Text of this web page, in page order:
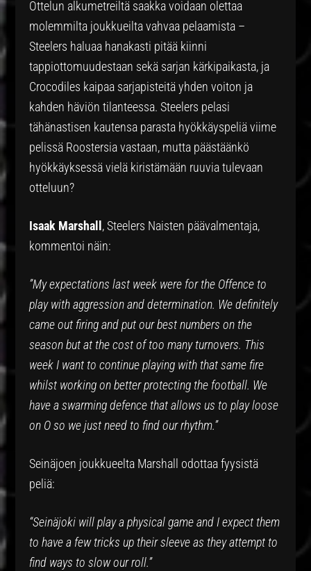
Ottelun alkumetreiltä saakka voidaan olettaa
molemmilta joukkueilta vahvaa pelaamista –
Steelers haluaa hanakasti pitää kiinni
tappiottomuudestaan sekä sarjan kärkipaikasta, ja
Crocodiles kaipaa sarjapisteitä yhden voiton ja
kahden häviön tilanteessa. Steelers pelasi
tähänastisen kautensa parasta hyökkäyspeliä viime
pelissä Roostersia vastaan, mutta päästäänkö
hyökkäyksessä vielä kiristämään ruuvia tulevaan
otteluun?
Isaak Marshall , Steelers Naisten päävalmentaja,
kommentoi näin:
”My expectations last week were for the Offence to
play with aggression and determination. We definitely
came out firing and put our best numbers on the
season but at the cost of too many turnovers. This
week I want to continue playing with that same fire
whilst working on better protecting the football. We
have a swarming defence that allows us to play loose
on O so we just need to find our rhythm.”
Seinäjoen joukkueelta Marshall odottaa fyysistä
peliä:
“Seinäjoki will play a physical game and I expect them
to have a few tricks up their sleeve as they attempt to
find ways to slow our roll.”